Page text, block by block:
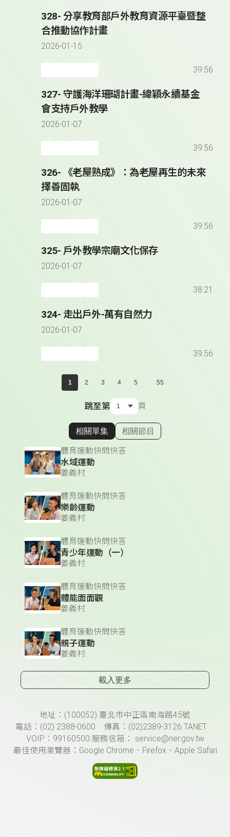
328- 分享教育部戶外教育資源平臺暨整
合推動協作計畫
2026-01-15
39:56
327- 守護海洋珊瑚計畫-緯穎永續基金
會支持戶外教學
2026-01-07
39:56
326- 《老屋熟成》：為老屋再生的未來
擇善固執
2026-01-07
39:56
325- 戶外教學宗廟文化保存
2026-01-07
38:21
324- 走出戶外-萬有自然力
2026-01-07
39:56
1 2 3 4 5 ... 55
跳至第 頁
顯示相關單集
相關單集 相關節目
體育運動快問快答
水域運動
姜義村
體育運動快問快答
樂齡運動
姜義村
體育運動快問快答
青少年運動（一）
姜義村
體育運動快問快答
體能面面觀
姜義村
體育運動快問快答
親子運動
姜義村
載入更多
頁尾資訊地址：(100052) 臺北市中正區南海路45號
電話：(02) 2388-0600 傳真：(02)2389-3126 TANET
VOIP：99160500 服務信箱： service@ner.gov.tw
最佳使用瀏覽器：Google Chrome、Firefox、Apple Safari